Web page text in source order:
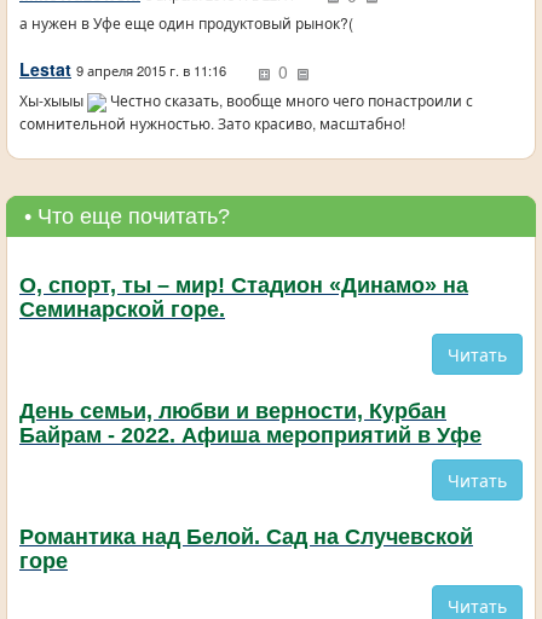
а нужен в Уфе еще один продуктовый рынок?(
Lestat 9 апреля 2015 г. в 11:16 0
Хы-хыыы
Честно сказать, вообще много чего понастроили с
сомнительной нужностью. Зато красиво, масштабно!
• Что еще почитать?
О, спорт, ты – мир! Стадион «Динамо» на
Семинарской горе.
Читать
День семьи, любви и верности, Курбан
Байрам - 2022. Афиша мероприятий в Уфе
Читать
Романтика над Белой. Сад на Случевской
горе
Читать